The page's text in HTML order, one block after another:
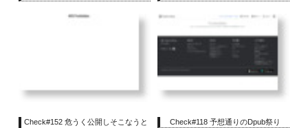
Check#152 危うく公開しそこなうと
Check#118 予想通りのDpub祭り